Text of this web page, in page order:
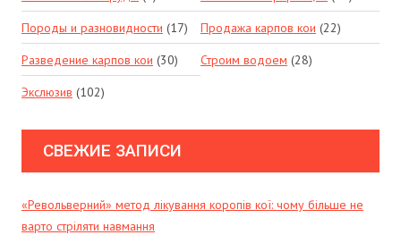
Породы и разновидности (17) Продажа карпов кои (22)
Разведение карпов кои (30) Строим водоем (28)
Экслюзив (102)
СВЕЖИЕ ЗАПИСИ
«Револьверний» метод лікування коропів кої: чому більше не
варто стріляти навмання